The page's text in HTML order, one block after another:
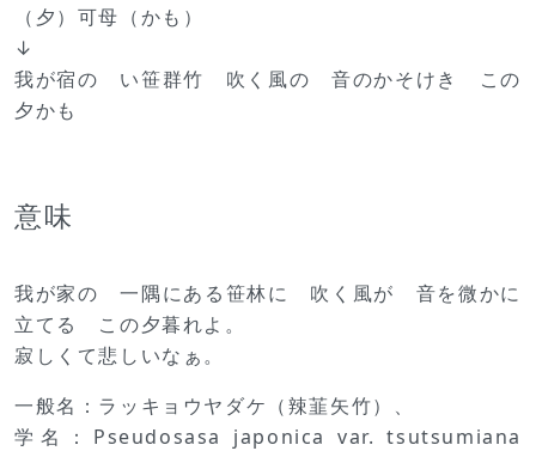
（夕）可母（かも）
↓
我が宿の い笹群竹 吹く風の 音のかそけき この
夕かも
意味
我が家の 一隅にある笹林に 吹く風が 音を微かに
立てる この夕暮れよ。
寂しくて悲しいなぁ。
一般名：ラッキョウヤダケ（辣韮矢竹）、
学名：Pseudosasa japonica var. tsutsumiana